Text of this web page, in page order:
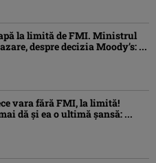
la limită de FMI. Ministrul
despre decizia Moody’s: ...
vara fără FMI, la limită!
dă și ea o ultimă șansă: ...